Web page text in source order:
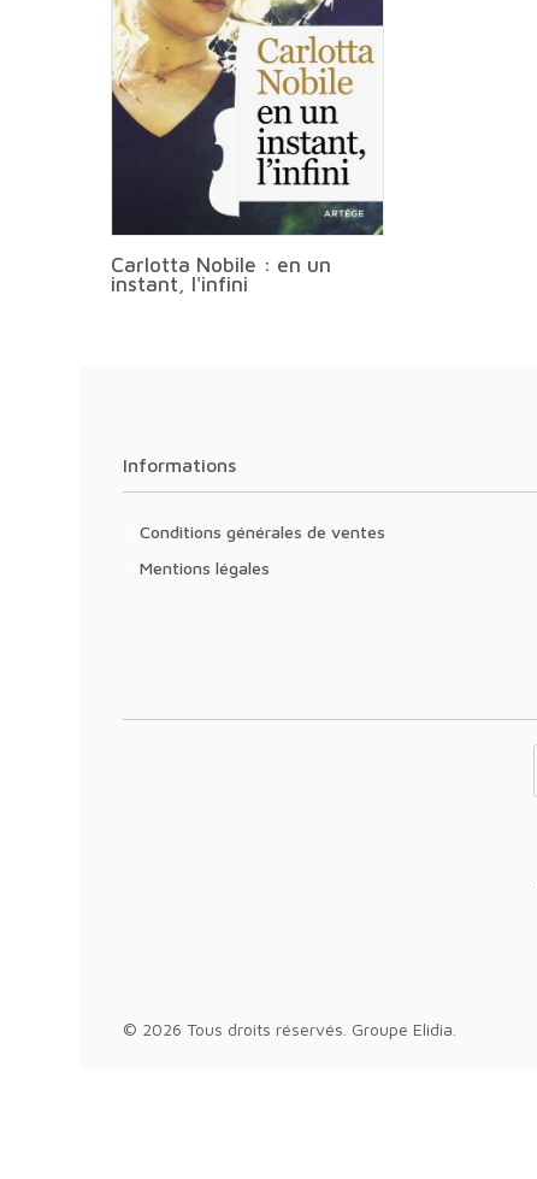
Carlotta Nobile : en un
instant, l'infini
Informations
Conditions générales de ventes
Mentions légales
© 2026 Tous droits réservés. Groupe Elidia